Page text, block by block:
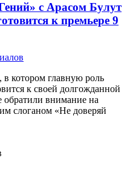
с Арасом Булут
к премьере 9
котором главную роль
к своей долгожданной
обратили внимание на
слоганом «Не доверяй